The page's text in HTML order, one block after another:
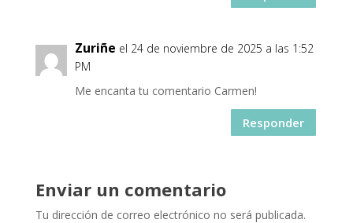
Zuriñe el 24 de noviembre de 2025 a las 1:52
PM
Me encanta tu comentario Carmen!
Responder
Enviar un comentario
Tu dirección de correo electrónico no será publicada.